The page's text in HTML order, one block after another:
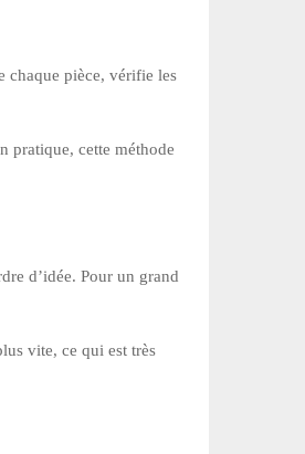
chaque pièce, vérifie les
pratique, cette méthode
d’idée. Pour un grand
vite, ce qui est très